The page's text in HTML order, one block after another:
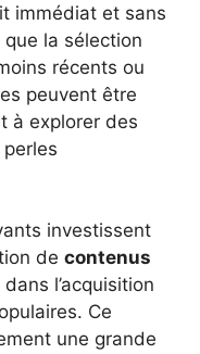
immédiat et sans
la sélection
récents ou
peuvent être
à explorer des
investissent
de contenus
l’acquisition
Ce
une grande